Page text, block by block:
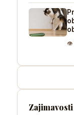
👁
Zajimavosti